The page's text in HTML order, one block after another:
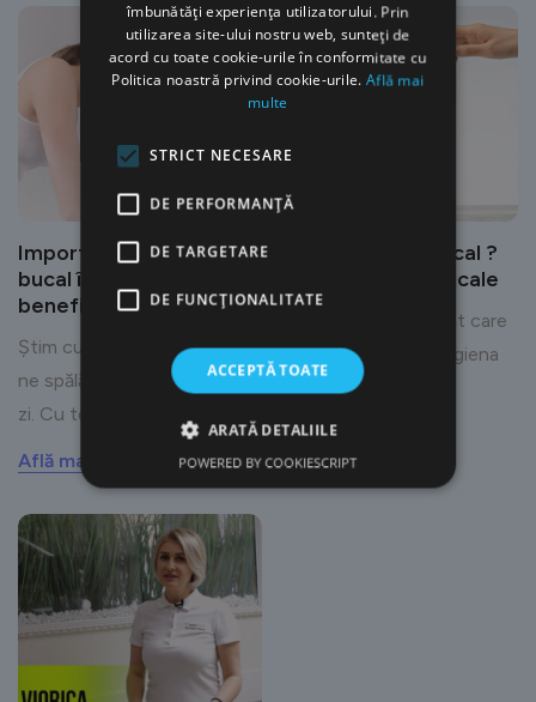
Importanța dușului
bucal în rutina zilnică și
beneficiile acestuia
Știm cu toții că trebuie să
ne spălăm pe dinți în fiecare
zi. Cu toate ...
Află mai mult
Ce este un duș bucal ?
Tipuri de dușuri bucale
Cel mai modern aparat care
te va ajuta să menții igiena
orală la un nivel ...
Află mai mult
îmbunătăți experiența utilizatorului. Prin
utilizarea site-ului nostru web, sunteți de
acord cu toate cookie-urile în conformitate cu
Politica noastră privind cookie-urile.Află mai
multe
STRICT NECESARE
DE PERFORMANȚĂ
DE TARGETARE
DE FUNCŢIONALITATE
ACCEPTĂ TOATE
ARATĂ DETALIILE
POWERED BY COOKIESCRIPT